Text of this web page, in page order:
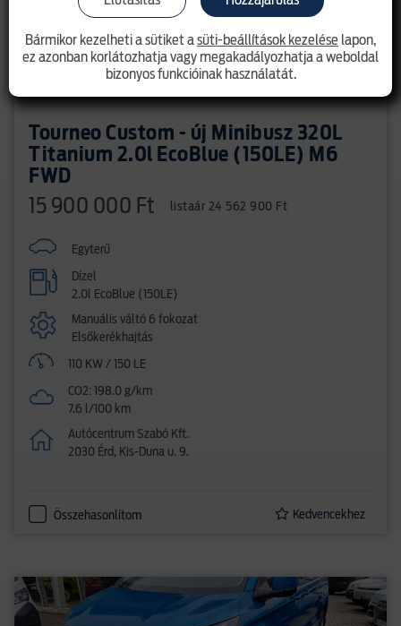
Tourneo Custom - új Minibusz 320L
Titanium 2.0l EcoBlue (150LE) M6
FWD
15 900 000 Ft listaár 24 562 900 Ft
Egyterű
Dízel
2.0l EcoBlue (150LE)
Manuális váltó 6 fokozat
Elsőkerékhajtás
110 KW / 150 LE
CO2: 198.0 g/km
7.6 l/100 km
Autócentrum Szabó Kft.
2030 Érd, Kis-Duna u. 9.
Összehasonlítom Kedvencekhez
Bármikor kezelheti a sütiket asüti-beállítások kezelése lapon,
ez azonban korlátozhatja vagy megakadályozhatja a weboldal
bizonyos funkcióinak használatát.